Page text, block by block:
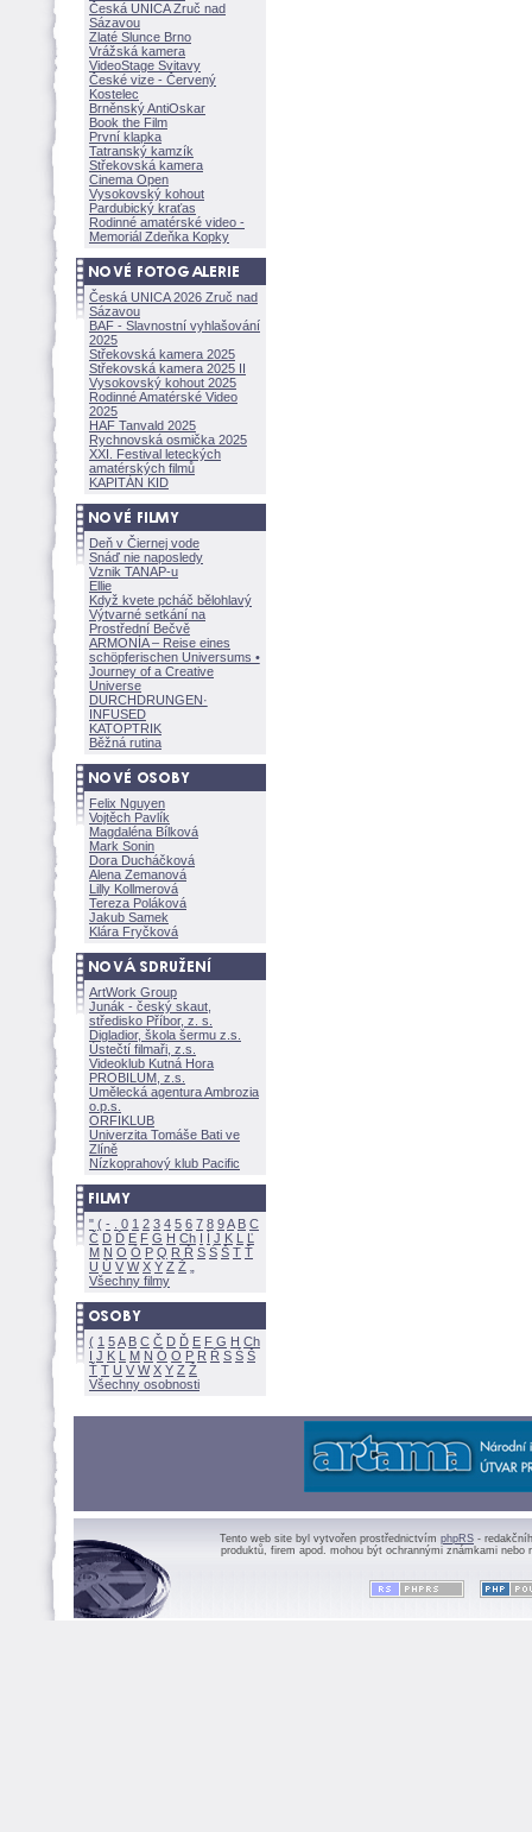
Česká UNICA Zruč nad
Sázavou
Zlaté Slunce Brno
Vrážská kamera
VideoStage Svitavy
České vize - Červený
Kostelec
Brněnský AntiOskar
Book the Film
První klapka
Tatranský kamzík
Střekovská kamera
Cinema Open
Vysokovský kohout
Pardubický kraťas
Rodinné amatérské video -
Memoriál Zdeňka Kopky
Česká UNICA 2026 Zruč nad
Sázavou
BAF - Slavnostní vyhlašování
2025
Střekovská kamera 2025
Střekovská kamera 2025 II
Vysokovský kohout 2025
Rodinné Amatérské Video
2025
HAF Tanvald 2025
Rychnovská osmička 2025
XXI. Festival leteckých
amatérských filmů
KAPITÁN KID
Deň v Čiernej vode
Snáď nie naposledy
Vznik TANAP-u
Ellie
Když kvete pcháč bělohlavý
Výtvarné setkání na
Prostřední Bečvě
ARMONÍA – Reise eines
schöpferischen Universums •
Journey of a Creative
Universe
DURCHDRUNGEN·
INFUSED
KATOPTRIK
Běžná rutina
Felix Nguyen
Vojtěch Pavlík
Magdaléna Bílkov
Mark Sonin
Dora Ducháčkov
Alena Zemanov
Lilly Kollmerov
Tereza Polákov
Jakub Samek
Klára Fryčkov
ArtWork Group
Junák - český skaut,
středisko Příbor, z. s.
Digladior, škola šermu z.s.
Ústečtí filmaři, z.s.
Videoklub Kutná Hora
PROBILUM, z.s.
Umělecká agentura Ambrozia
o.p.s.
ORFIKLUB
Univerzita Tomáše Bati ve
Zlíně
Nízkoprahový klub Pacific
" ( - 0 1 2 3 4 5 6 7 8 9A B C
Č D Ď E F G H Ch I Í J K L
Ľ
M N O Ó P Q R Ř S Ś T Ť
U Ú V W X Y Z
Všechny filmy
( 1 5A B C Č D Ď E F G H Ch
I J K L M N Ó O P R Ř S Ś
Ť T U V W X Y Z
Všechny osobnosti
Tento web site byl vytvořen prostřednictvím phpRS -
produktů, firem apod. mohou být ochrannými známkami